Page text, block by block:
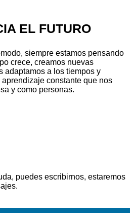
EL FUTURO
siempre estamos pensando
crece, creamos nuevas
adaptamos a los tiempos y
constante que nos
y como personas.
puedes escribirnos, estaremos